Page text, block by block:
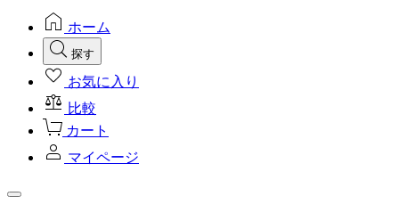
ホーム
探す
お気に入り
比較
カート
マイページ